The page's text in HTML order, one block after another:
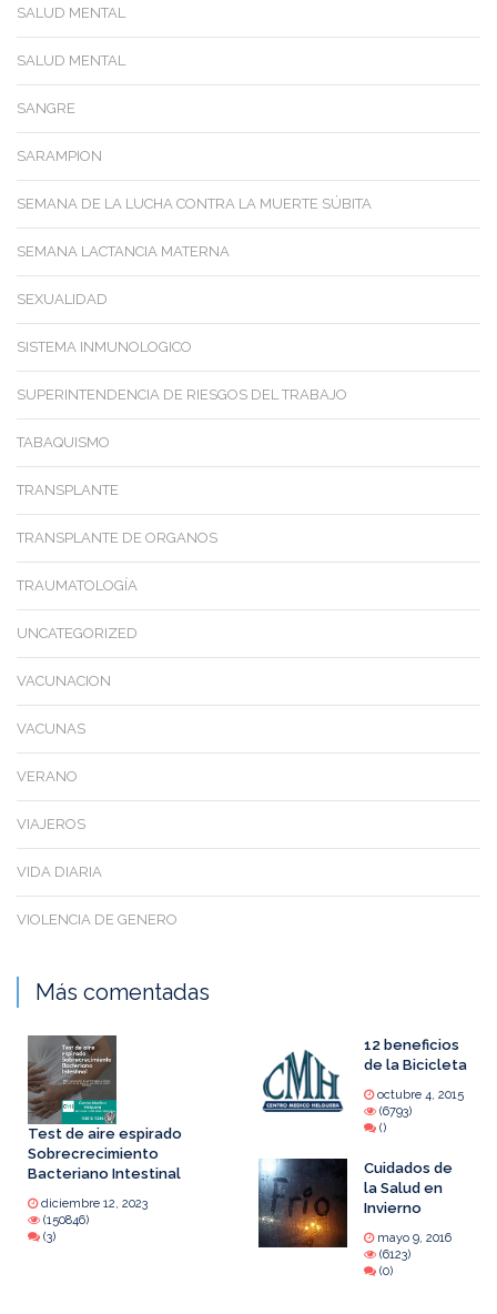
SALUD MENTAL
SALUD MENTAL
SANGRE
SARAMPION
SEMANA DE LA LUCHA CONTRA LA MUERTE SÚBITA
SEMANA LACTANCIA MATERNA
SEXUALIDAD
SISTEMA INMUNOLOGICO
SUPERINTENDENCIA DE RIESGOS DEL TRABAJO
TABAQUISMO
TRANSPLANTE
TRANSPLANTE DE ORGANOS
TRAUMATOLOGÍA
UNCATEGORIZED
VACUNACION
VACUNAS
VERANO
VIAJEROS
VIDA DIARIA
VIOLENCIA DE GENERO
Más comentadas
Test de aire espirado
Sobrecrecimiento
Bacteriano Intestinal
diciembre 12, 2023
(150846)
(3)
12 beneficios
de la Bicicleta
octubre 4, 2015
(6793)
()
Cuidados de
la Salud en
Invierno
mayo 9, 2016
(6123)
(0)